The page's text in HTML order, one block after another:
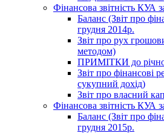
Фінансова звітність КУА
Баланс (Звіт про
грудня 2014р.
Звіт про рух
методом)
ПРИМІТКИ до річної
Звіт про фінансові
сукупний дохід)
Звіт про власний
Фінансова звітність КУА
Баланс (Звіт про
грудня 2015р.